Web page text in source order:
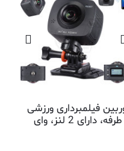
فیلمبرداری ورزشی
2 طرفه، دارای 2 لنز، وای